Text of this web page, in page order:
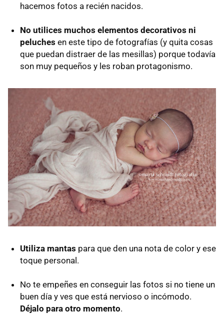
hacemos fotos a recién nacidos.
No utilices muchos elementos decorativos ni
peluches en este tipo de fotografías (y quita cosas
que puedan distraer de las mesillas) porque todavía
son muy pequeños y les roban protagonismo.
Utiliza mantas para que den una nota de color y ese
toque personal.
No te empeñes en conseguir las fotos si no tiene un
buen día y ves que está nervioso o incómodo.
Déjalo para otro momento.